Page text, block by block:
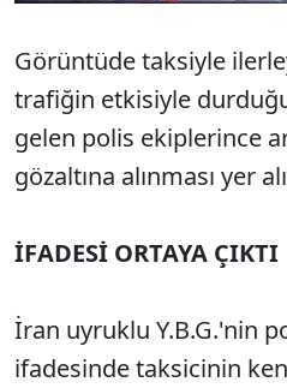
Görüntüde taksiyle
trafiğin etkisiyle
gelen polis ekiplerince
gözaltına alınması yer
İFADESİ ORTAYA ÇIKTI
İran uyruklu Y.B.G.'nin
ifadesinde taksicinin